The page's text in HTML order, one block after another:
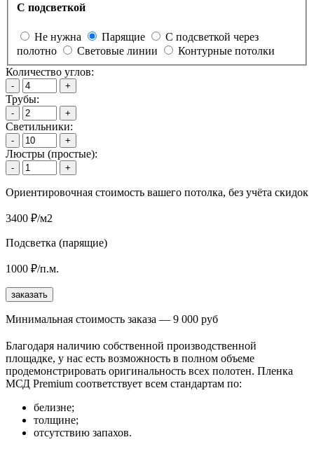
С подсветкой
Не нужна Парящие
С подсветкой через
полотно
Световые линии
Контурные потолки
Количество углов:
- +
Трубы:
- +
Светильники:
- +
Люстры (простые):
- +
Ориентировочная стоимость вашего потолка, без учёта скидок
3400 ₽/м2
Подсветка (парящие)
1000 ₽/п.м.
заказать
Минимальная стоимость заказа — 9 000 руб
Благодаря наличию собственной производственной
площадке, у нас есть возможность в полном объеме
продемонстрировать оригинальность всех полотен. Пленка
МСД Premium соответствует всем стандартам по:
белизне;
толщине;
отсутствию запахов.